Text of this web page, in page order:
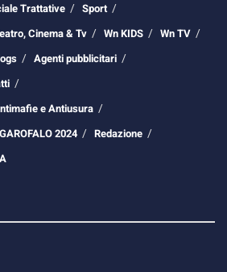
Trattative
Sport
Cinema & Tv Wn KIDS
Wn TV
Agenti pubblicitari
e Antiusura
2024
Redazione